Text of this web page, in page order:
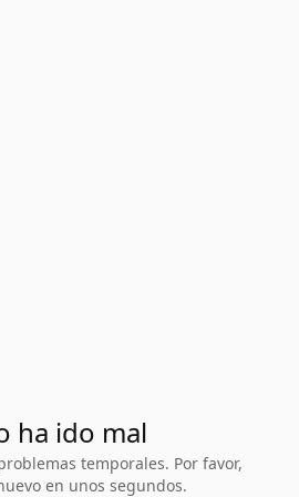
ha ido mal
temporales. Por favor,
en unos segundos.